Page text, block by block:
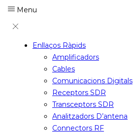
Menu
Enllaços Ràpids
Amplificadors
Cables
Comunicacions Digitals
Receptors SDR
Transceptors SDR
Analitzadors D’antena
Connectors RF